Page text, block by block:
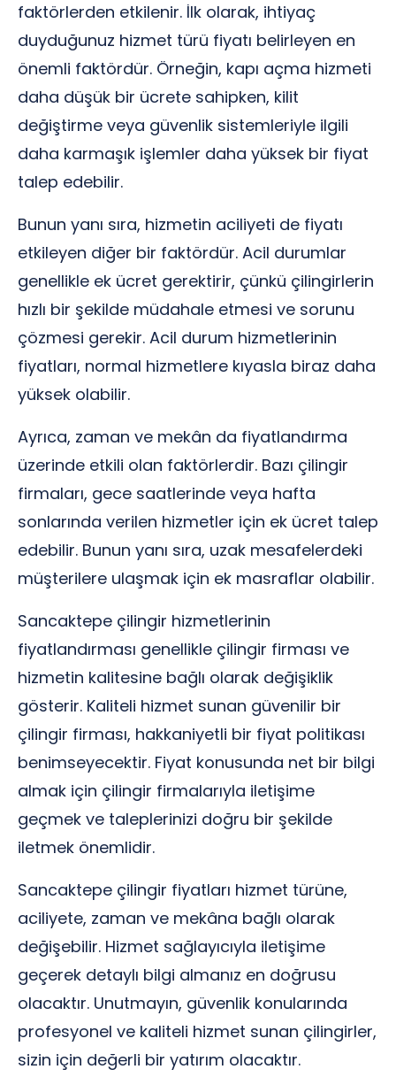
faktörlerden etkilenir. İlk olarak, ihtiyaç
duyduğunuz hizmet türü fiyatı belirleyen en
önemli faktördür. Örneğin, kapı açma hizmeti
daha düşük bir ücrete sahipken, kilit
değiştirme veya güvenlik sistemleriyle ilgili
daha karmaşık işlemler daha yüksek bir fiyat
talep edebilir.
Bunun yanı sıra, hizmetin aciliyeti de fiyatı
etkileyen diğer bir faktördür. Acil durumlar
genellikle ek ücret gerektirir, çünkü çilingirlerin
hızlı bir şekilde müdahale etmesi ve sorunu
çözmesi gerekir. Acil durum hizmetlerinin
fiyatları, normal hizmetlere kıyasla biraz daha
yüksek olabilir.
Ayrıca, zaman ve mekân da fiyatlandırma
üzerinde etkili olan faktörlerdir. Bazı çilingir
firmaları, gece saatlerinde veya hafta
sonlarında verilen hizmetler için ek ücret talep
edebilir. Bunun yanı sıra, uzak mesafelerdeki
müşterilere ulaşmak için ek masraflar olabilir.
Sancaktepe çilingir hizmetlerinin
fiyatlandırması genellikle çilingir firması ve
hizmetin kalitesine bağlı olarak değişiklik
gösterir. Kaliteli hizmet sunan güvenilir bir
çilingir firması, hakkaniyetli bir fiyat politikası
benimseyecektir. Fiyat konusunda net bir bilgi
almak için çilingir firmalarıyla iletişime
geçmek ve taleplerinizi doğru bir şekilde
iletmek önemlidir.
Sancaktepe çilingir fiyatları hizmet türüne,
aciliyete, zaman ve mekâna bağlı olarak
değişebilir. Hizmet sağlayıcıyla iletişime
geçerek detaylı bilgi almanız en doğrusu
olacaktır. Unutmayın, güvenlik konularında
profesyonel ve kaliteli hizmet sunan çilingirler,
sizin için değerli bir yatırım olacaktır.